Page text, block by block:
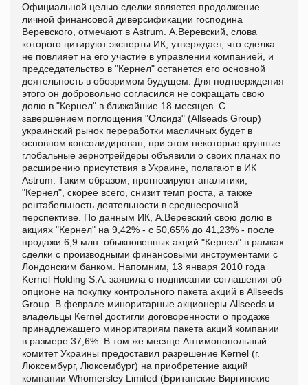
Официальной целью сделки является продолжение
личной финансовой диверсификации господина
Веревского, отмечают в Astrum. А.Веревский, слова
которого цитируют эксперты ИК, утверждает, что сделка
не повлияет на его участие в управлении компанией, и
председательство в "Кернел" останется его основной
деятельность в обозримом будущем. Для подтверждения
этого он добровольно согласился не сокращать свою
долю в "Кернел" в ближайшие 18 месяцев. С
завершением поглощения "Олсидз" (Allseads Group)
украинский рынок переработки масличных будет в
основном консолидирован, при этом некоторые крупные
глобальные зернотрейдеры объявили о своих планах по
расширению присутствия в Украине, полагают в ИК
Astrum. Таким образом, прогнозируют аналитики,
"Кернел", скорее всего, снизит темп роста, а также
рентабельность деятельности в среднесрочной
перспективе. По данным ИК, А.Веревский свою долю в
акциях "Кернел" на 9,42% - с 50,65% до 41,23% - после
продажи 6,9 млн. обыкновенных акций "Кернел" в рамках
сделки с производными финансовыми инструментами с
Лондонским банком. Напомним, 13 января 2010 года
Kernel Holding S.A. заявила о подписании соглашения об
опционе на покупку контрольного пакета акций в Allseeds
Group. В феврале миноритарные акционеры Allseeds и
владельцы Kernel достигли договоренности о продаже
принадлежащего миноритариям пакета акций компании
в размере 37,6%. В том же месяце Антимонопольный
комитет Украины предоставил разрешение Kernel (г.
Люксембург, Люксембург) на приобретение акций
компании Whomersley Limited (Британские Виргинские